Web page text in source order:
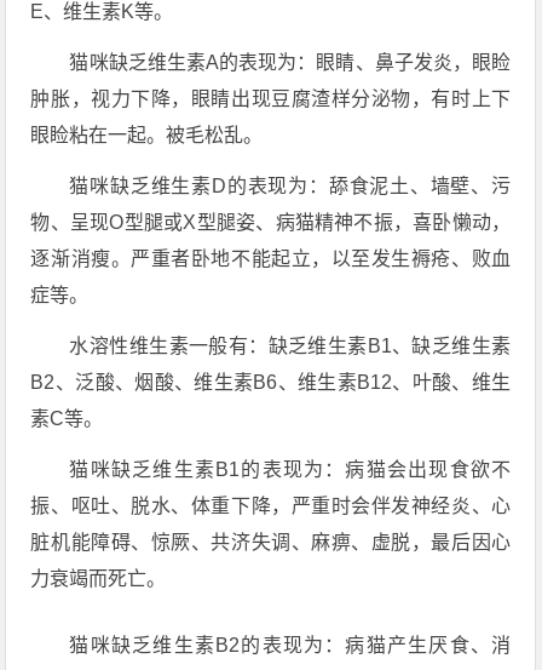
E、维生素K等。
猫咪缺乏维生素A的表现为：眼睛、鼻子发炎，眼睑
肿胀，视力下降，眼睛出现豆腐渣样分泌物，有时上下
眼睑粘在一起。被毛松乱。
猫咪缺乏维生素D的表现为：舔食泥土、墙壁、污
物、呈现O型腿或X型腿姿、病猫精神不振，喜卧懒动，
逐渐消瘦。严重者卧地不能起立，以至发生褥疮、败血
症等。
水溶性维生素一般有：缺乏维生素B1、缺乏维生素
B2、泛酸、烟酸、维生素B6、维生素B12、叶酸、维生
素C等。
猫咪缺乏维生素B1的表现为：病猫会出现食欲不
振、呕吐、脱水、体重下降，严重时会伴发神经炎、心
脏机能障碍、惊厥、共济失调、麻痹、虚脱，最后因心
力衰竭而死亡。
猫咪缺乏维生素B2的表现为：病猫产生厌食、消